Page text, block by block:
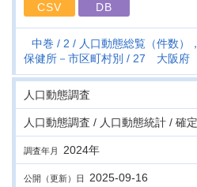
CSV DB
中巻 2
人口動態総覧（件数）
保健所－市区町村別
27 大阪府
人口動態調査
人口動態調査 / 人口動態統計 / 確
調査年月 2024年
公開（更新）日 2025-09-16